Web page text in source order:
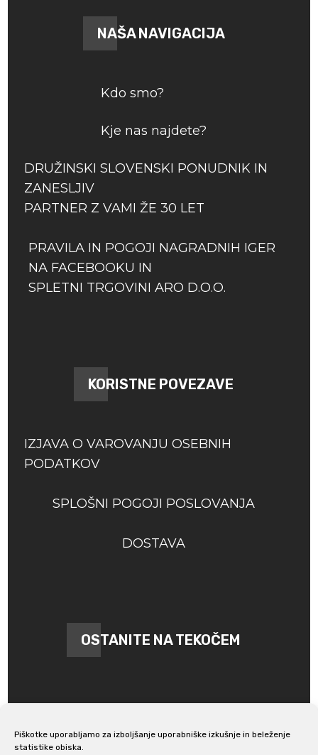
Piškotke uporabljamo za izboljšanje uporabniške izkušnje in beleženje
statistike obiska.
NAŠA NAVIGACIJA
Kdo smo?
Kje nas najdete?
DRUŽINSKI SLOVENSKI PONUDNIK IN
ZANESLJIV
PARTNER Z VAMI ŽE 30 LET
PRAVILA IN POGOJI NAGRADNIH IGER
NA FACEBOOKU IN
SPLETNI TRGOVINI ARO D.O.O.
KORISTNE POVEZAVE
IZJAVA O VAROVANJU OSEBNIH
PODATKOV
SPLOŠNI POGOJI POSLOVANJA
DOSTAVA
OSTANITE NA TEKOČEM